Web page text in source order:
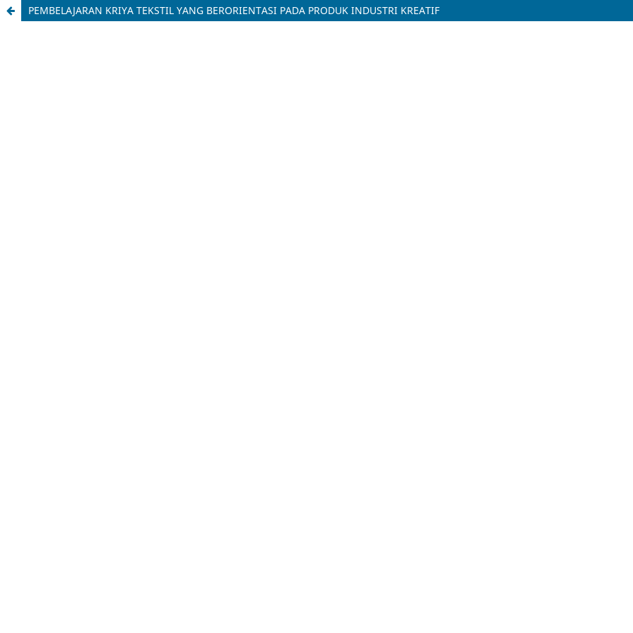
PEMBELAJARAN KRIYA TEKSTIL YANG BERORIENTASI PADA PRODUK INDUSTRI KREATIF